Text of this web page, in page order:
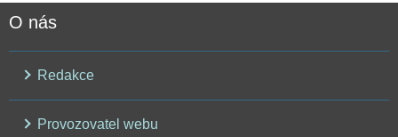
O nás
Redakce
Provozovatel webu